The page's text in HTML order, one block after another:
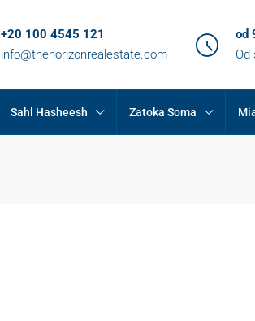
+20 100 4545 121
info@thehorizonrealestate.com
od
Od
Sahl Hasheesh Zatoka Soma